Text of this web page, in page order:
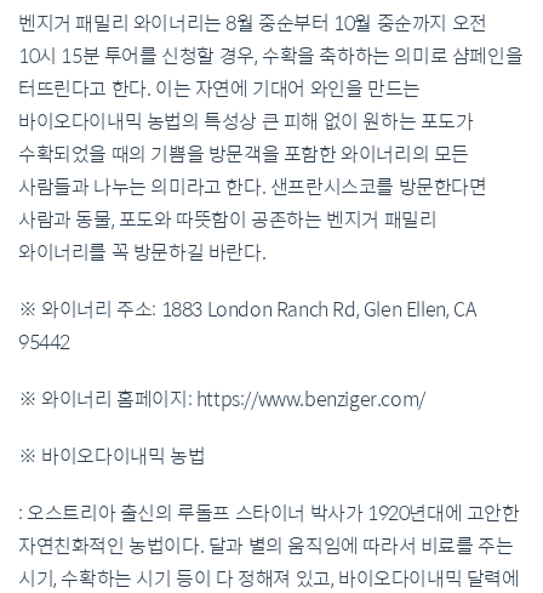
벤지거 패밀리 와이너리는 8월 중순부터 10월 중순까지 오전
10시 15분 투어를 신청할 경우,수확을 축하하는 의미로 샴페인을
터뜨린다고 한다. 이는 자연에 기대어 와인을 만드는
바이오다이내믹 농법의 특성상 큰 피해 없이 원하는 포도가
수확되었을 때의 기쁨을 방문객을 포함한 와이너리의 모든
사람들과 나누는 의미라고 한다. 샌프란시스코를 방문한다면
사람과 동물,포도와 따뜻함이 공존하는 벤지거 패밀리
와이너리를 꼭 방문하길 바란다.
※ 와이너리 주소: 1883 London Ranch Rd, Glen Ellen, CA
95442
※ 와이너리 홈페이지 : https://www.benziger.com/
※ 바이오다이내믹 농법
:오스트리아 출신의 루돌프 스타이너 박사가1920년대에 고안한
자연친화적인 농법이다. 달과 별의 움직임에 따라서 비료를 주는
시기,수확하는 시기 등이 다 정해져 있고, 바이오다이내믹 달력에